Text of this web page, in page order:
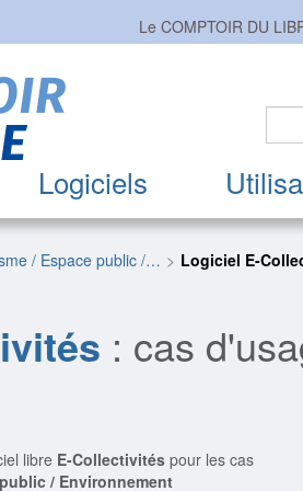
Le COMPTOIR DU
Logiciels
/ Espace public /… Logiciel E-
: cas
libre E-Collectivités pour les cas
/ Environnement